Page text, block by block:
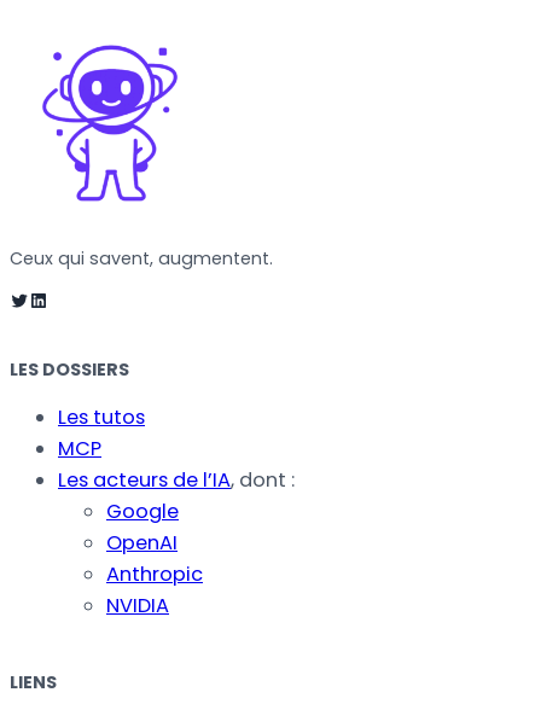
Ceux qui savent, augmentent.
Twitter LinkedIn
LES DOSSIERS
Les tutos
MCP
Les acteurs de l’IA, dont :
Google
OpenAI
Anthropic
NVIDIA
LIENS